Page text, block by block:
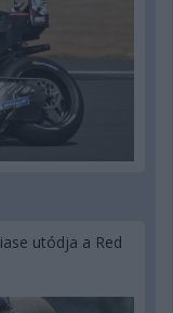
utódja a Red